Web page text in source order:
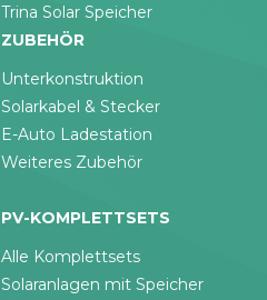
Trina Solar Speicher
ZUBEHÖR
Unterkonstruktion
Solarkabel & Stecker
E-Auto Ladestation
Weiteres Zubehör
PV-KOMPLETTSETS
Alle Komplettsets
Solaranlagen mit Speicher